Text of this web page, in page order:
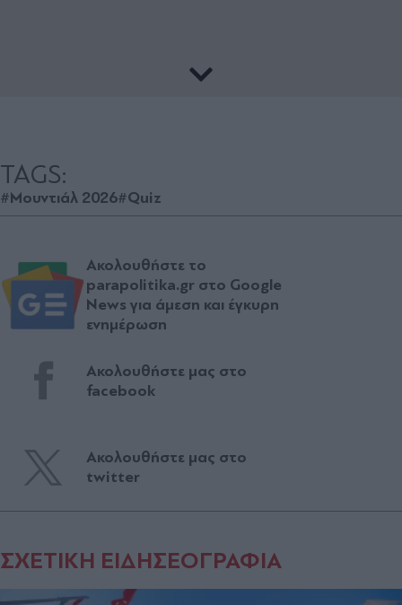
TAGS:
#Μουντιάλ 2026#Quiz
Ακολουθήστε το
parapolitika.gr στο Google
News για άμεση και έγκυρη
ενημέρωση
Ακολουθήστε μας στο
facebook
Ακολουθήστε μας στο
twitter
ΣΧΕΤΙΚΗ ΕΙΔΗΣΕΟΓΡΑΦΙΑ